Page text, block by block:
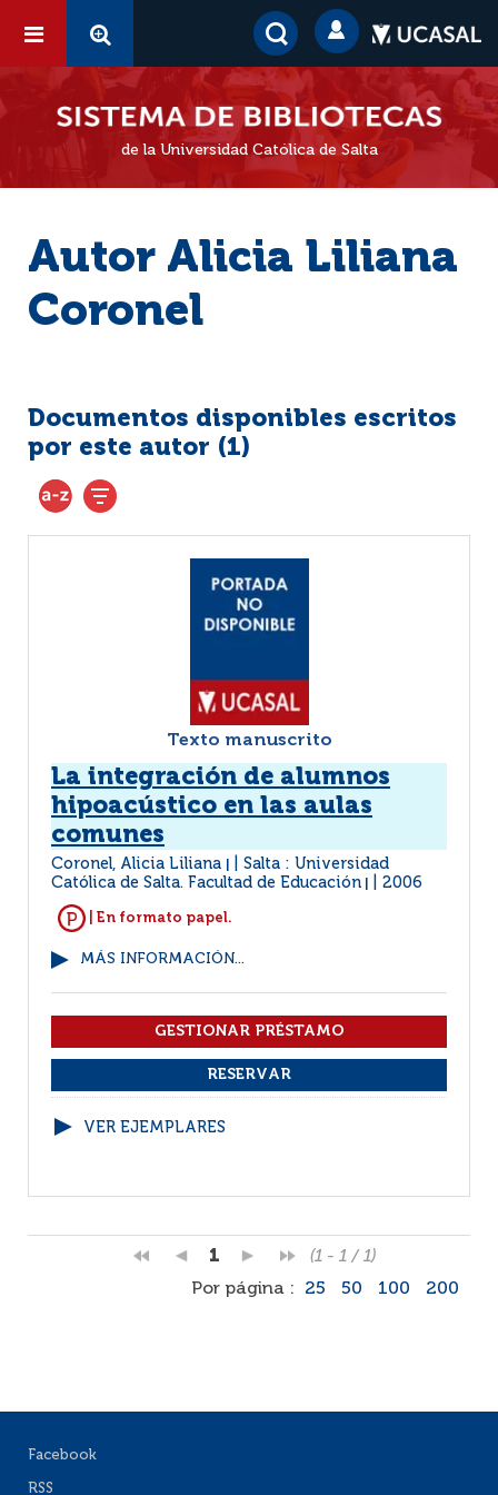
de la Universidad Católica de Salta
Autor Alicia Liliana
Coronel
Documentos disponibles escritos
por este autor (1)
Texto manuscrito
La integración de alumnos
hipoacústico en las aulas
comunes
Coronel, Alicia Liliana
Salta : Universidad
Católica de Salta. Facultad de Educación
2006
| En formato papel.
MÁS INFORMACIÓN...
VER EJEMPLARES
1
(1 - 1 / 1)
Por página :
25 50 100 200
Facebook
RSS